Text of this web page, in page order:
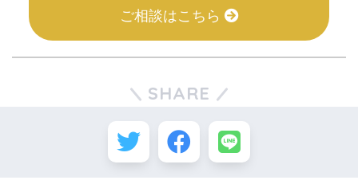
ご相談はこちら
SHARE